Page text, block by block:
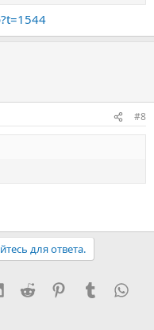
#8
для ответа.
LinkedInReddit PinterestTumblr